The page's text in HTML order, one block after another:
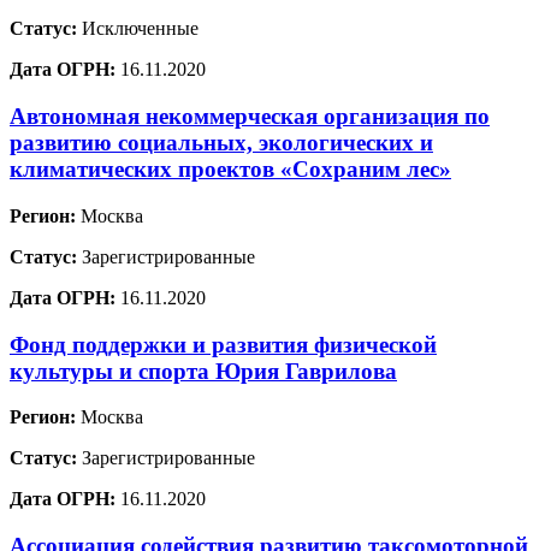
Статус: Исключенные
Дата ОГРН: 16.11.2020
Автономная некоммерческая организация по
развитию социальных, экологических и
климатических проектов «Сохраним лес»
Регион: Москва
Статус: Зарегистрированные
Дата ОГРН: 16.11.2020
Фонд поддержки и развития физической
культуры и спорта Юрия Гаврилова
Регион: Москва
Статус: Зарегистрированные
Дата ОГРН: 16.11.2020
Ассоциация содействия развитию таксомоторной